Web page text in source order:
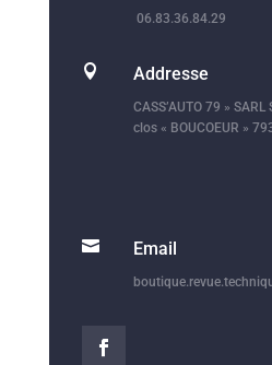
06.83.36.84.29
 Addresse
CASS’AUTO 79 »
clos « BOUCOEUR »
 Email